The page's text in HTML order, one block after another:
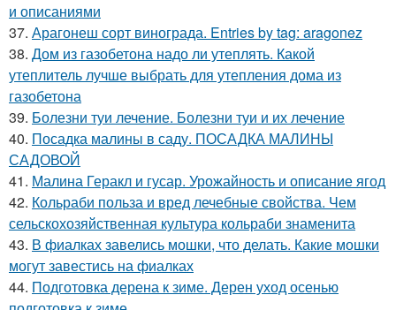
и описаниями
37. Арагонеш сорт винограда. Entries by tag: aragonez
38. Дом из газобетона надо ли утеплять. Какой
утеплитель лучше выбрать для утепления дома из
газобетона
39. Болезни туи лечение. Болезни туи и их лечение
40. Посадка малины в саду. ПОСАДКА МАЛИНЫ
САДОВОЙ
41. Малина Геракл и гусар. Урожайность и описание ягод
42. Кольраби польза и вред лечебные свойства. Чем
сельскохозяйственная культура кольраби знаменита
43. В фиалках завелись мошки, что делать. Какие мошки
могут завестись на фиалках
44. Подготовка дерена к зиме. Дерен уход осенью